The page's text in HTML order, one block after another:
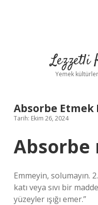
Lezzetli
Yemek
Absorbe Etmek
Tarih: Ekim 26, 2024
Absorbe
Emmeyin, solumayın.
katı veya sıvı bir
yüzeyler ışığı emer.”